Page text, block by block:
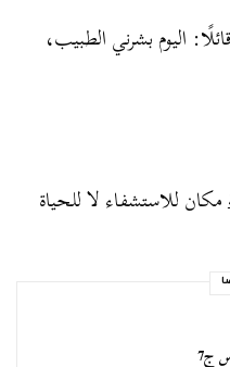
اليوم بشرني الطبيب،
مكان للاستشفاء لا للحياة
ج7